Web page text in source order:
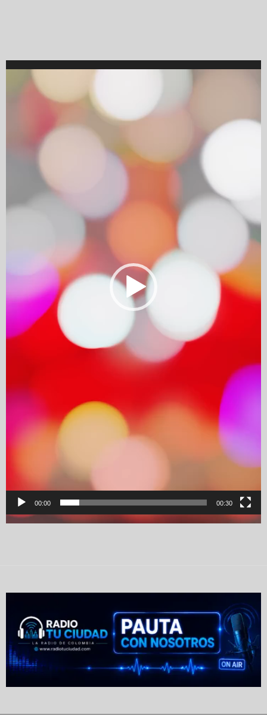
Video
Player
00:00 00:30